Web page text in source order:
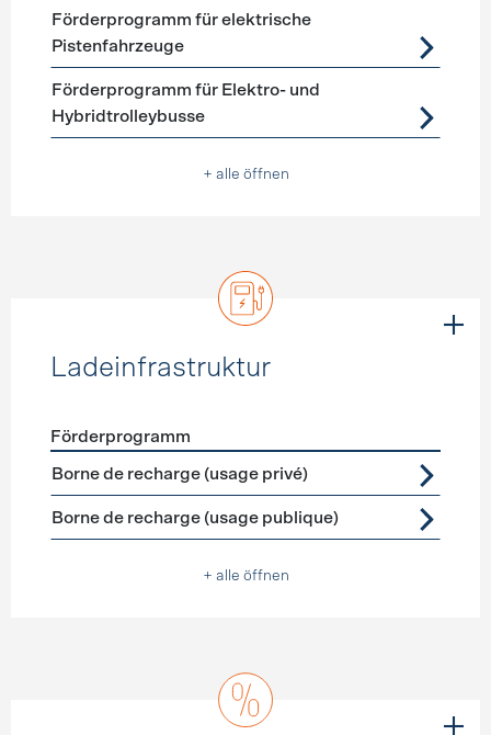
Förderprogramme Elektrofahrzeuge
Förderprogramm für elektrische
Pistenfahrzeuge
Förderprogramm für Elektro- und
Hybridtrolleybusse
+ alle öffnen
Ladeinfrastruktur
Förderprogramme Ladeinfrastruktur
Förderprogramm
Borne de recharge (usage privé)
Borne de recharge (usage publique)
+ alle öffnen